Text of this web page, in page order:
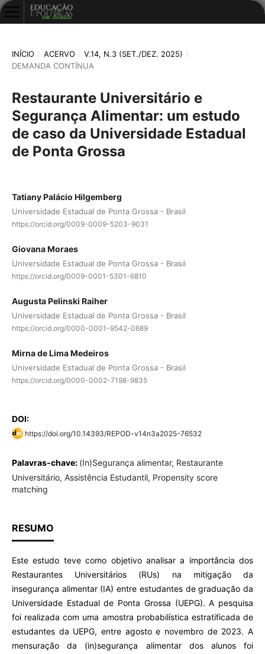
INÍCIO / ACERVO / V.14, N.3 (SET./DEZ. 2025) /
DEMANDA CONTÍNUA
Restaurante Universitário e
Segurança Alimentar: um estudo
de caso da Universidade Estadual
de Ponta Grossa
Tatiany Palácio Hilgemberg
Universidade Estadual de Ponta Grossa - Brasil
https://orcid.org/0009-0009-5203-9031
Giovana Moraes
Universidade Estadual de Ponta Grossa - Brasil
https://orcid.org/0009-0001-5301-6810
Augusta Pelinski Raiher
Universidade Estadual de Ponta Grossa - Brasil
https://orcid.org/0000-0001-9542-0689
Mirna de Lima Medeiros
Universidade Estadual de Ponta Grossa - Brasil
https://orcid.org/0000-0002-7198-9835
DOI:
https://doi.org/10.14393/REPOD-v14n3a2025-76532
Palavras-chave: (In)Segurança alimentar, Restaurante
Universitário, Assistência Estudantil, Propensity score
matching
RESUMO
Este estudo teve como objetivo analisar a importância dos
Restaurantes Universitários (RUs) na mitigação da
insegurança alimentar (IA) entre estudantes de graduação da
Universidade Estadual de Ponta Grossa (UEPG). A pesquisa
foi realizada com uma amostra probabilística estratificada de
estudantes da UEPG, entre agosto e novembro de 2023. A
mensuração da (in)segurança alimentar dos alunos foi